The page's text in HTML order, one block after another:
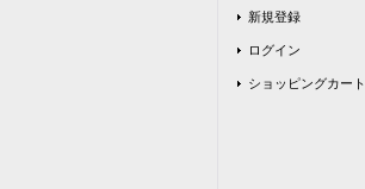
新規登録
ログイン
ショッピングカート